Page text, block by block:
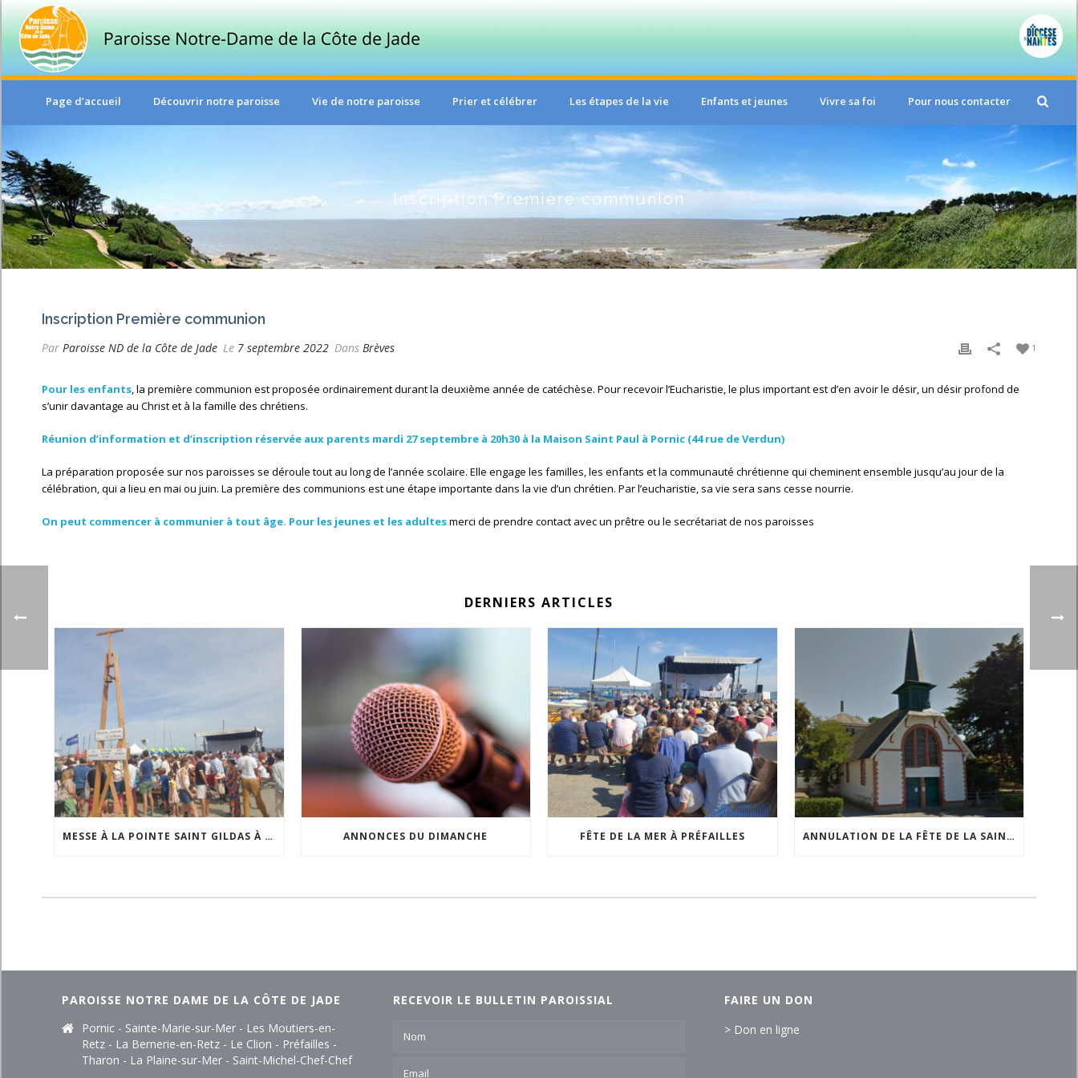
Page d’accueil Découvrir notre paroisse Vie de notre paroisse Prier et célébrer Les étapes de la vie Enfants et jeunes Vivre sa foi Pour nous contacter
Inscription Première communion
Inscription Première communion
Par Paroisse ND de la Côte de Jade Le 7 septembre 2022 Dans Brèves 1
Pour les enfants, la première communion est proposée ordinairement durant la deuxième année de catéchèse. Pour recevoir l’Eucharistie, le plus important est d’en avoir le désir, un désir profond de
s’unir davantage au Christ et à la famille des chrétiens.
Réunion d’information et d’inscription réservée aux parents mardi 27 septembre à 20h30 à la Maison Saint Paul à Pornic (44 rue de Verdun)
La préparation proposée sur nos paroisses se déroule tout au long de l’année scolaire. Elle engage les familles, les enfants et la communauté chrétienne qui cheminent ensemble jusqu’au jour de la
célébration, qui a lieu en mai ou juin. La première des communions est une étape importante dans la vie d’un chrétien. Par l’eucharistie, sa vie sera sans cesse nourrie.
On peut commencer à communier à tout âge. Pour les jeunes et les adultesmerci de prendre contact avec un prêtre ou le secrétariat de nos paroisses
DERNIERS ARTICLES
MESSE À LA POINTE SAINT GILDAS À L’OCCASION DE LA FÊTE DE LA MER ANNONCES DU DIMANCHE FÊTE DE LA MER À PRÉFAILLES ANNULATION DE LA FÊTE DE LA SAINTE ANNE À COMBERGE
PAROISSE NOTRE DAME DE LA CÔTE DE JADE
Pornic - Sainte-Marie-sur-Mer - Les Moutiers-en-
Retz - La Bernerie-en-Retz - Le Clion - Préfailles -
Tharon - La Plaine-sur-Mer - Saint-Michel-Chef-Chef
RECEVOIR LE BULLETIN PAROISSIAL
FAIRE UN DON
> Don en ligne